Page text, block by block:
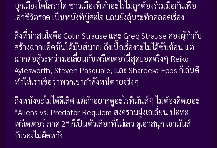
บุกเมืองโคโลราโด ชาวเมืองที่ทำอะไรไม่ถูกต้องร่วมมือกันเพื่อ
เอาชีวิตรอด เป็นหนังที่บู๊สะใจ แถมยังลุ้นระทึกตลอดเรื่อง
สิ่งที่น่าสนใจคือ Colin Strause และ Greg Strause สองผู้กำกับ
สร้างฉากแอ็คชั่นได้มันส์มาก! ถึงเนื้อเรื่องจะไม่ได้ซับซ้อน แต่
ฉากต่อสู้ระหว่างเอเลี่ยนกับพรีเดเตอร์นี่สุดยอดจริงๆ Reiko
Aylesworth, Steven Pasquale, และ Shareeka Epps ก็เล่นดี
ทำให้เราเชื่อว่าพวกเขากำลังหนีตายจริงๆ
ถึงหนังจะไม่ได้ดีเลิศ แต่ถ้าอยากดูอะไรที่มันส์ๆ ไม่ต้องคิดเยอะ
*Aliens vs. Predator Requiem สงครามฝูงเอเลี่ยน ปะทะ
พรีเดเตอร์ ภาค 2* ก็เป็นตัวเลือกที่ไม่เลว ดูเอาสนุก เอามันส์
รับรองไม่ผิดหวัง